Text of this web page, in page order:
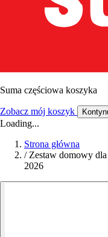
Suma częściowa koszyka
Zobacz mój koszyk
Loading...
Strona główna
/ Zestaw domowy
2026